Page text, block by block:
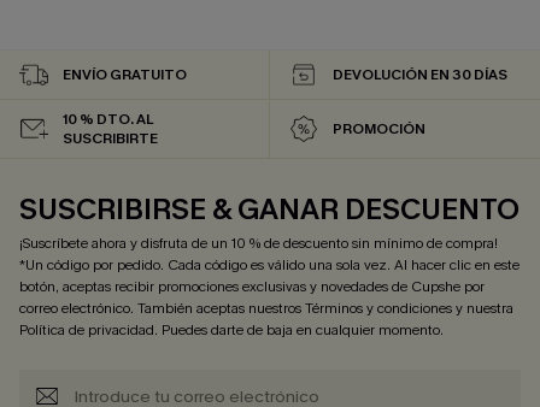
ENVÍO GRATUITO DEVOLUCIÓN EN 30 DÍAS
10 % DTO. AL
SUSCRIBIRTE
PROMOCIÓN
SUSCRIBIRSE & GANAR DESCUENTO
¡Suscríbete ahora y disfruta de un 10 % de descuento sin mínimo de compra!
*Un código por pedido. Cada código es válido una sola vez. Al hacer clic en este
botón, aceptas recibir promociones exclusivas y novedades de Cupshe por
correo electrónico. También aceptas nuestrosTérminos y condicionesy nuestra
Política de privacidad. Puedes darte de baja en cualquier momento.